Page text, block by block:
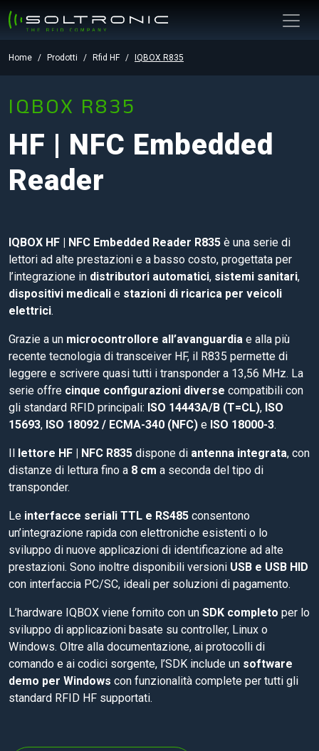
Home Prodotti Rfid HF IQBOX R835
IQBOX R835
HF | NFC Embedded
Reader
IQBOX HF | NFC Embedded Reader R835 è una serie di
lettori ad alte prestazioni e a basso costo, progettata per
l’integrazione in distributori automatici, sistemi sanitari,
dispositivi medicali e stazioni di ricarica per veicoli
elettrici.
Grazie a un microcontrollore all’avanguardia e alla più
recente tecnologia di transceiver HF, il R835 permette di
leggere e scrivere quasi tutti i transponder a 13,56 MHz. La
serie offre cinque configurazioni diverse compatibili con
gli standard RFID principali: ISO 14443A/B (T=CL), ISO
15693, ISO 18092 / ECMA-340 (NFC) e ISO 18000-3.
Il lettore HF | NFC R835 dispone di antenna integrata, con
distanze di lettura fino a 8 cm a seconda del tipo di
transponder.
Le interfacce seriali TTL e RS485 consentono
un’integrazione rapida con elettroniche esistenti o lo
sviluppo di nuove applicazioni di identificazione ad alte
prestazioni. Sono inoltre disponibili versioni USB e USB HID
con interfaccia PC/SC, ideali per soluzioni di pagamento.
L’hardware IQBOX viene fornito con un SDK completo per lo
sviluppo di applicazioni basate su controller, Linux o
Windows. Oltre alla documentazione, ai protocolli di
comando e ai codici sorgente, l’SDK include un software
demo per Windows con funzionalità complete per tutti gli
standard RFID HF supportati.